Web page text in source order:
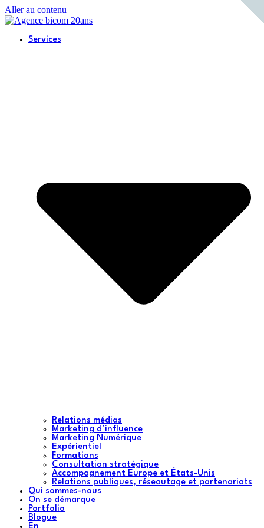
Aller au contenu
Services
Relations médias
Marketing d’influence
Marketing Numérique
Expérientiel
Formations
Consultation stratégique
Accompagnement Europe et États-Unis
Relations publiques, réseautage et partenariats
Qui sommes-nous
On se démarque
Portfolio
Blogue